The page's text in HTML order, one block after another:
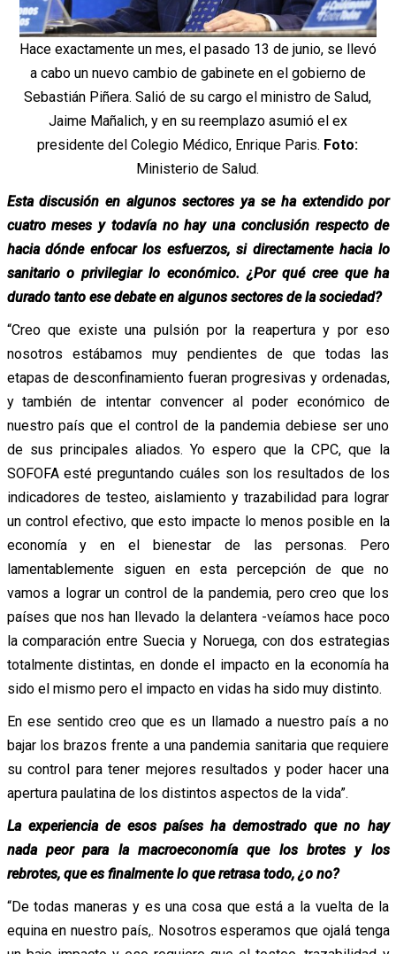
Hace exactamente un mes, el pasado 13 de junio, se llevó
a cabo un nuevo cambio de gabinete en el gobierno de
Sebastián Piñera. Salió de su cargo el ministro de Salud,
Jaime Mañalich, y en su reemplazo asumió el ex
presidente del Colegio Médico, Enrique Paris. Foto:
Ministerio de Salud.
Esta discusión en algunos sectores ya se ha extendido por
cuatro meses y todavía no hay una conclusión respecto de
hacia dónde enfocar los esfuerzos, si directamente hacia lo
sanitario o privilegiar lo económico. ¿Por qué cree que ha
durado tanto ese debate en algunos sectores de la sociedad?
“Creo que existe una pulsión por la reapertura y por eso
nosotros estábamos muy pendientes de que todas las
etapas de desconfinamiento fueran progresivas y ordenadas,
y también de intentar convencer al poder económico de
nuestro país que el control de la pandemia debiese ser uno
de sus principales aliados. Yo espero que la CPC, que la
SOFOFA esté preguntando cuáles son los resultados de los
indicadores de testeo, aislamiento y trazabilidad para lograr
un control efectivo, que esto impacte lo menos posible en la
economía y en el bienestar de las personas. Pero
lamentablemente siguen en esta percepción de que no
vamos a lograr un control de la pandemia, pero creo que los
países que nos han llevado la delantera -veíamos hace poco
la comparación entre Suecia y Noruega, con dos estrategias
totalmente distintas, en donde el impacto en la economía ha
sido el mismo pero el impacto en vidas ha sido muy distinto.
En ese sentido creo que es un llamado a nuestro país a no
bajar los brazos frente a una pandemia sanitaria que requiere
su control para tener mejores resultados y poder hacer una
apertura paulatina de los distintos aspectos de la vida”.
La experiencia de esos países ha demostrado que no hay
nada peor para la macroeconomía que los brotes y los
rebrotes, que es finalmente lo que retrasa todo, ¿o no?
“De todas maneras y es una cosa que está a la vuelta de la
equina en nuestro país,. Nosotros esperamos que ojalá tenga